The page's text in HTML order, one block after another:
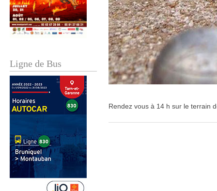
Ligne de Bus
Rendez vous à 14 h sur le terrain